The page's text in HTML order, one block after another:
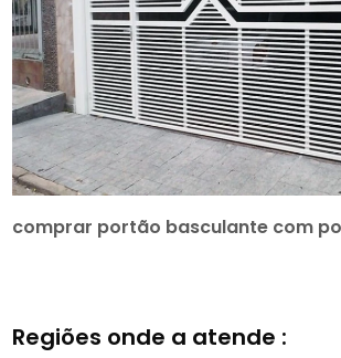
comprar portão basculante com
Regiões onde a atende :